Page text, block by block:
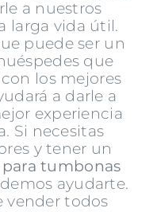
a nuestros
larga vida útil.
puede ser un
que
los mejores
a darle a
experiencia
Si necesitas
y tener un
tumbonas
ayudarte.
vender todos